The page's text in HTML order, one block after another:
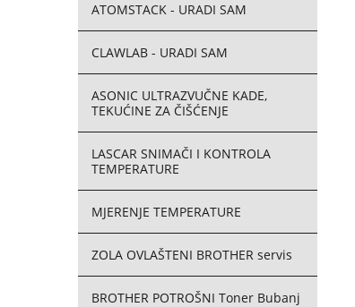
ATOMSTACK - URADI SAM
CLAWLAB - URADI SAM
ASONIC ULTRAZVUČNE KADE,
TEKUĆINE ZA ČIŠĆENJE
LASCAR SNIMAČI I KONTROLA
TEMPERATURE
MJERENJE TEMPERATURE
ZOLA OVLAŠTENI BROTHER servis
BROTHER POTROŠNI Toner Bubanj